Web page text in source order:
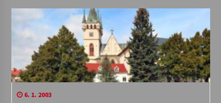
6. 1. 2003